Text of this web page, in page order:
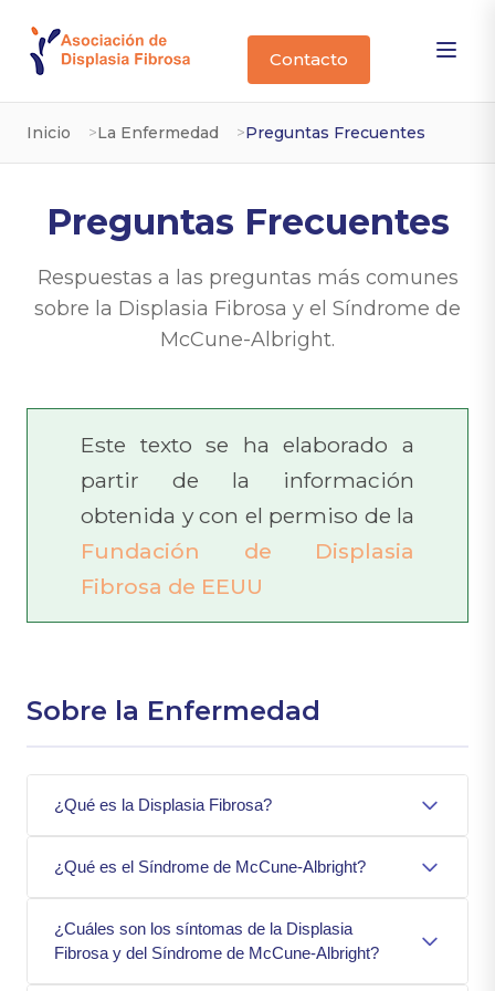
Contacto
Inicio La Enfermedad Preguntas Frecuentes
Preguntas Frecuentes
Respuestas a las preguntas más comunes
sobre la Displasia Fibrosa y el Síndrome de
McCune-Albright.
Este texto se ha elaborado a
partir de la información
obtenida y con el permiso de la
Fundación de Displasia
Fibrosa de EEUU
Sobre la Enfermedad
¿Qué es la Displasia Fibrosa?
enfermedad caracterizada por áreas o
lesiones del hueso que presentan un
crecimiento y una composición anormal. La
DF puede afectar a cualquier hueso siendo el
cráneo, las costillas, y los huesos de las piernas
¿Qué es el Síndrome de McCune-Albright?
asociada a otros trastornos de la piel y del
sistema endocrino (hormonal). Los pacientes
¿Cuáles son los síntomas de la Displasia
Fibrosa y del Síndrome de McCune-Albright?